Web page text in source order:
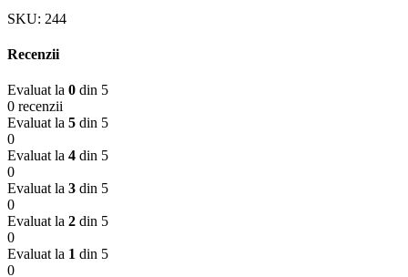
SKU: 244
Recenzii
Evaluat la 0 din 5
0 recenzii
Evaluat la 5 din 5
0
Evaluat la 4 din 5
0
Evaluat la 3 din 5
0
Evaluat la 2 din 5
0
Evaluat la 1 din 5
0